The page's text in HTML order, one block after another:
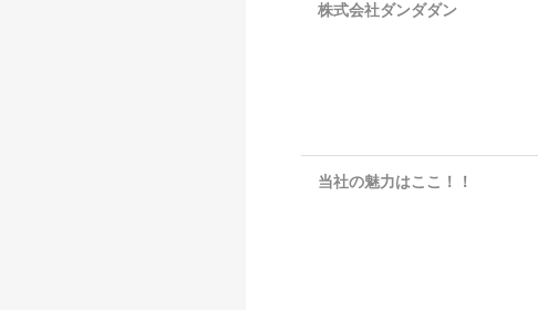
株式会社ダンダダン
当社の魅力はここ！！